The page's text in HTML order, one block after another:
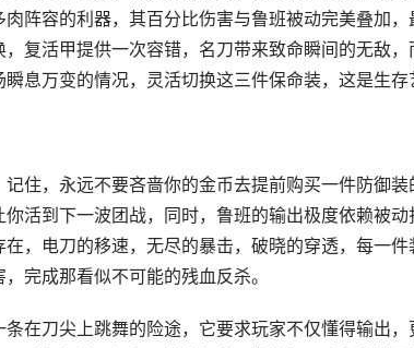
阵容的利器，其百分比伤害与鲁班被动完美叠加
复活甲提供一次容错，名刀带来致命瞬间的无敌
息万变的情况，灵活切换这三件保命装，这是生存
住，永远不要吝啬你的金币去提前购买一件防御
你活到下一波团战，同时，鲁班的输出极度依赖被
，电刀的移速，无尽的暴击，破晓的穿透，每一
完成那看似不可能的残血反杀。
在刀尖上跳舞的险途，它要求玩家不仅懂得输出